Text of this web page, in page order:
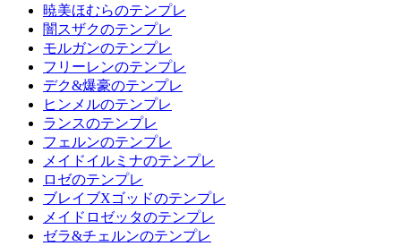
暁美ほむらのテンプレ
闇スザクのテンプレ
モルガンのテンプレ
フリーレンのテンプレ
デク&爆豪のテンプレ
ヒンメルのテンプレ
ランスのテンプレ
フェルンのテンプレ
メイドイルミナのテンプレ
ロゼのテンプレ
ブレイブXゴッドのテンプレ
メイドロゼッタのテンプレ
ゼラ&チェルンのテンプレ